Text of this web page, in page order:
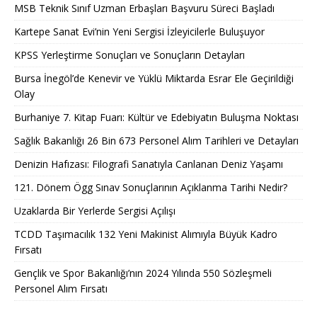
MSB Teknik Sınıf Uzman Erbaşları Başvuru Süreci Başladı
Kartepe Sanat Evi’nin Yeni Sergisi İzleyicilerle Buluşuyor
KPSS Yerleştirme Sonuçları ve Sonuçların Detayları
Bursa İnegöl’de Kenevir ve Yüklü Miktarda Esrar Ele Geçirildiği
Olay
Burhaniye 7. Kitap Fuarı: Kültür ve Edebiyatın Buluşma Noktası
Sağlık Bakanlığı 26 Bin 673 Personel Alım Tarihleri ve Detayları
Denizin Hafızası: Filografi Sanatıyla Canlanan Deniz Yaşamı
121. Dönem Ögg Sınav Sonuçlarının Açıklanma Tarihi Nedir?
Uzaklarda Bir Yerlerde Sergisi Açılışı
TCDD Taşımacılık 132 Yeni Makinist Alımıyla Büyük Kadro
Fırsatı
Gençlik ve Spor Bakanlığı’nın 2024 Yılında 550 Sözleşmeli
Personel Alım Fırsatı